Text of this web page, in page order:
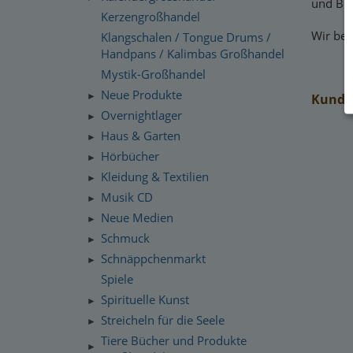
Kerzengroßhandel
Klangschalen / Tongue Drums /
Handpans / Kalimbas Großhandel
Mystik-Großhandel
► Neue Produkte
► Overnightlager
► Haus & Garten
► Hörbücher
► Kleidung & Textilien
► Musik CD
► Neue Medien
► Schmuck
►
Schnäppchenmarkt
Spiele
► Spirituelle Kunst
► Streicheln für die Seele
►
Tiere Bücher und Produkte
Wir